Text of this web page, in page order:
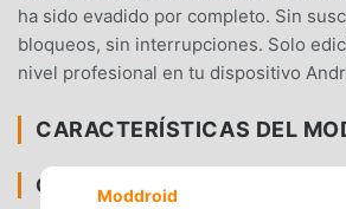
ha sido evadido por completo. Sin
bloqueos, sin interrupciones. Solo
nivel profesional en tu dispositivo
CARACTERÍSTICAS DEL
CONTENIDO PREMIUM Y
Moddroid